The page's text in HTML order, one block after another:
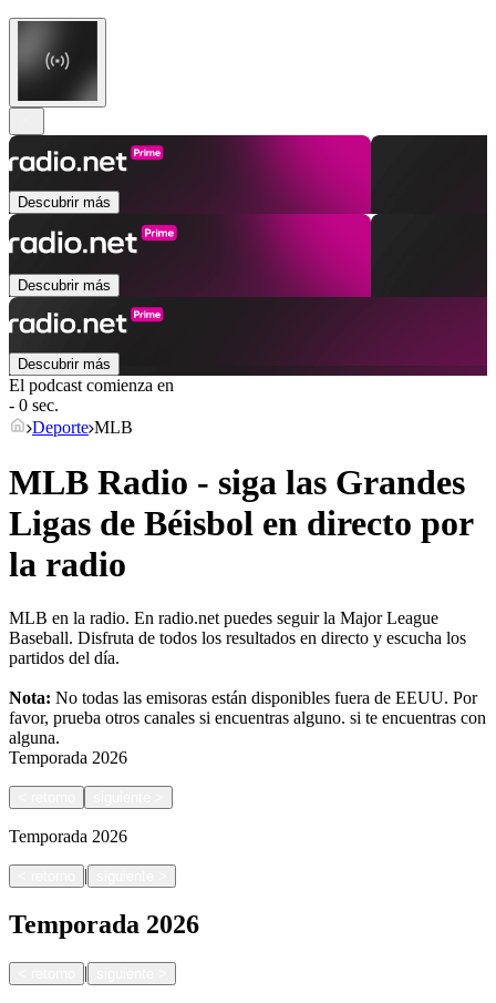
Descubrir más
Descubrir más
Descubrir más
El podcast comienza en
- 0 sec.
Deporte MLB
MLB Radio - siga las Grandes
Ligas de Béisbol en directo por
la radio
MLB en la radio. En radio.net puedes seguir la Major League
Baseball. Disfruta de todos los resultados en directo y escucha los
partidos del día.
Nota: No todas las emisoras están disponibles fuera de EEUU. Por
favor, prueba otros canales si encuentras alguno. si te encuentras con
alguna.
Temporada 2026
Temporada 2026
|
Temporada 2026
|